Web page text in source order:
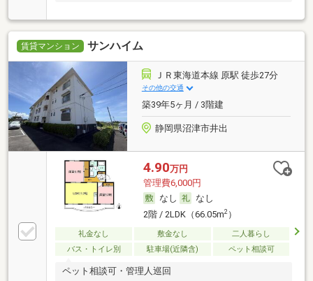
賃貸マンション サンハイム
ＪＲ東海道本線 原駅 徒歩27分
その他の交通
築39年5ヶ月 / 3階建
静岡県沼津市井出
4.90万円
管理費6,000円
なし
なし
2階 / 2LDK（66.05m2）
礼金なし 敷金なし
二人暮らし
バス・トイレ別
駐車場(近隣含) ペット相談可
ペット相談可・管理人巡回